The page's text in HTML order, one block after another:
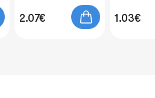
2.07€ 1.03€